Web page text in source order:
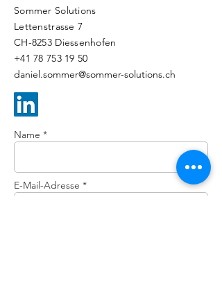
Sommer Solutions
Lettenstrasse 7
CH-8253 Diessenhofen
+41 78 753 19 50
daniel.sommer@sommer-solutions.ch
Name *
E-Mail-Adresse *